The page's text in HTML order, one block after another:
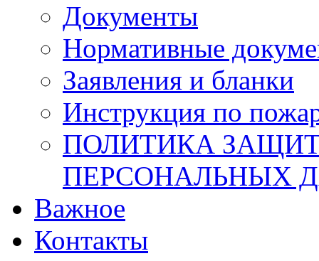
Документы
Нормативные
Заявления и бланки
Инструкция по
ПОЛИТИКА
ПЕРСОНАЛЬНЫХ
Важное
Контакты